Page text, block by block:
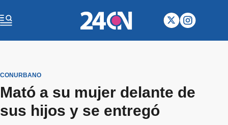
CONURBANO
Mató a su mujer delante de
sus hijos y se entregó